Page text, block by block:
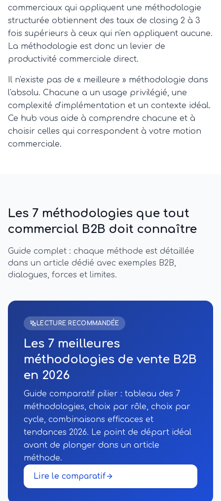
commerciaux qui appliquent une méthodologie
structurée obtiennent des taux de closing 2 à 3
fois supérieurs à ceux qui n'en appliquent aucune.
La méthodologie est donc un levier de
productivité commerciale direct.
Il n'existe pas de « meilleure » méthodologie dans
l'absolu. Chacune a un usage privilégié, une
complexité d'implémentation et un contexte idéal.
Ce hub vous aide à comprendre chacune et à
choisir celles qui correspondent à votre motion
commerciale.
Les 7 méthodologies que tout
commercial B2B doit connaître
Guide complet : chaque méthode est détaillée
dans un article dédié avec exemples B2B,
dialogues, forces et limites.
LECTURE RECOMMANDÉE
Les 7 meilleures
méthodologies de vente B2B
en 2026
Guide comparatif pilier : tableau des 7
méthodologies, choix par rôle, choix par
cycle, combinaisons efficaces et
tendances 2026. Le point de départ idéal
avant de plonger dans un article
méthode.
Lire le comparatif